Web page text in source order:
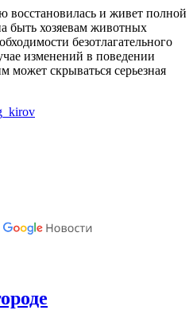
восстановилась и живет полной
быть хозяевам животных
безотлагательного
изменений в поведении
может скрываться серьезная